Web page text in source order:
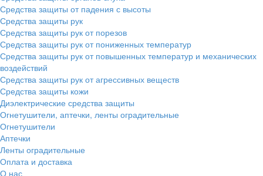
Средства защиты от падения с высоты
Средства защиты рук
Средства защиты рук от порезов
Средства защиты рук от пониженных температур
Средства защиты рук от повышенных температур и механических
воздействий
Средства защиты рук от агрессивных веществ
Средства защиты кожи
Диэлектрические средства защиты
Огнетушители, аптечки, ленты оградительные
Огнетушители
Аптечки
Ленты оградительные
Оплата и доставка
О нас